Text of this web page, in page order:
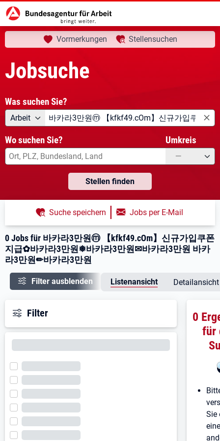
Startseite Jobsuche aktuelle Seite:
Ihre Suche
Vormerkungen Stellensuchen
Jobsuche
Was suchen Sie?
Angebotsart
Arbeit Was suchen Sie?
Wo suchen Sie? Umkreis
—
Stellen finden
0 Jobs für 바카라3만원ⓜ 【kfkf49.cOm】신규가입쿠폰
지급✿바카라3만원❅바카라3만원✉바카라3만원 바카
라3만원✏바카라3만원
Suche speichern | Jobs per E-Mail
Filter ausblenden Listenansicht Detailansicht
Filter
0
für
Sie